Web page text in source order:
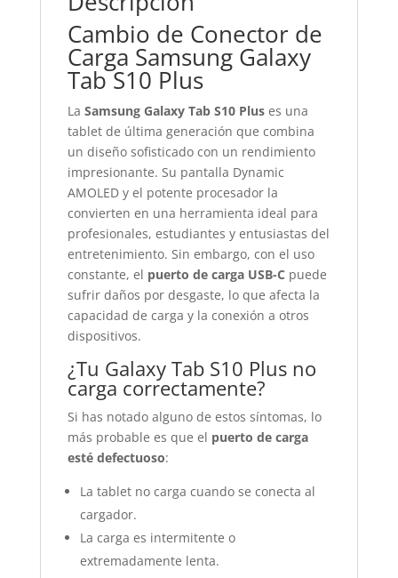
Cambio de Conector de
Carga Samsung Galaxy
Tab S10 Plus
La Samsung Galaxy Tab S10 Pluses una
tablet de última generación que combina
un diseño sofisticado con un rendimiento
impresionante. Su pantalla Dynamic
AMOLED y el potente procesador la
convierten en una herramienta ideal para
profesionales, estudiantes y entusiastas del
entretenimiento. Sin embargo, con el uso
constante, el puerto de carga USB-C puede
sufrir daños por desgaste, lo que afecta la
capacidad de carga y la conexión a otros
dispositivos.
¿Tu Galaxy Tab S10 Plus no
carga correctamente?
Si has notado alguno de estos síntomas, lo
más probable es que el puerto de carga
esté defectuoso:
La tablet no carga cuando se conecta al
cargador.
La carga es intermitente o
extremadamente lenta.